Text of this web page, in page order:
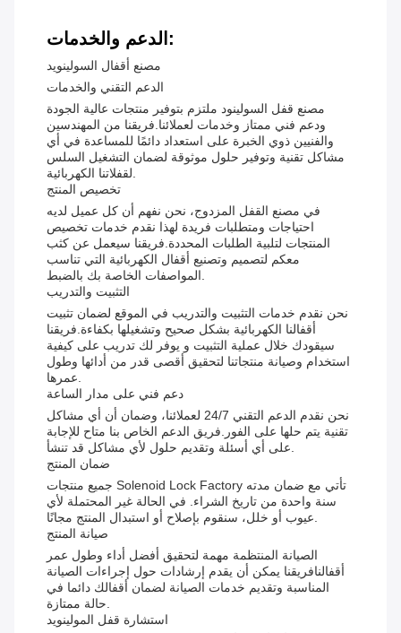
الدعم والخدمات:
مصنع أقفال السولينويد
الدعم التقني والخدمات
مصنع قفل السولينود ملتزم بتوفير منتجات عالية الجودة
ودعم فني ممتاز وخدمات لعملائنا.فريقنا من المهندسين
والفنيين ذوي الخبرة على استعداد دائمًا للمساعدة في أي
مشاكل تقنية وتوفير حلول موثوقة لضمان التشغيل السلس
لقفلاتنا الكهربائية.
تخصيص المنتج
في مصنع القفل المزدوج، نحن نفهم أن كل عميل لديه
احتياجات ومتطلبات فريدة لهذا نقدم خدمات تخصيص
المنتجات لتلبية الطلبات المحددة.فريقنا سيعمل عن كثب
معكم لتصميم وتصنيع أقفال الكهربائية التي تناسب
المواصفات الخاصة بك بالضبط.
التثبيت والتدريب
نحن نقدم خدمات التثبيت والتدريب في الموقع لضمان تثبيت
أقفالنا الكهربائية بشكل صحيح وتشغيلها بكفاءة.فريقنا
سيقودك خلال عملية التثبيت و يوفر لك تدريب على كيفية
استخدام وصيانة منتجاتنا لتحقيق أقصى قدر من أدائها وطول
عمرها.
دعم فني على مدار الساعة
نحن نقدم الدعم التقني 24/7 لعملائنا، وضمان أن أي مشاكل
تقنية يتم حلها على الفور.فريق الدعم الخاص بنا متاح للإجابة
على أي أسئلة وتقديم حلول لأي مشاكل قد تنشأ.
ضمان المنتج
جميع منتجات Solenoid Lock Factory تأتي مع ضمان مدته
سنة واحدة من تاريخ الشراء. في الحالة غير المحتملة لأي
عيوب أو خلل، سنقوم بإصلاح أو استبدال المنتج مجانًا.
صيانة المنتج
الصيانة المنتظمة مهمة لتحقيق أفضل أداء وطول عمر
أقفالنافريقنا يمكن أن يقدم إرشادات حول إجراءات الصيانة
المناسبة وتقديم خدمات الصيانة لضمان أقفالك دائما في
حالة ممتازة.
استشارة قفل المولينويد